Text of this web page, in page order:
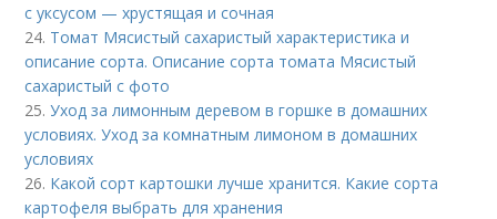
с уксусом — хрустящая и сочная
24. Томат Мясистый сахаристый характеристика и
описание сорта. Описание сорта томата Мясистый
сахаристый с фото
25.Уход за лимонным деревом в горшке в домашних
условиях. Уход за комнатным лимоном в домашних
условиях
26. Какой сорт картошки лучше хранится. Какие сорта
картофеля выбрать для хранения